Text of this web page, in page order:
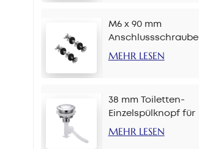
M6 x 90 mm
Anschlussschraube
für
MEHR LESEN
38 mm Toiletten-
Einzelspülknopf für
Kette
MEHR LESEN